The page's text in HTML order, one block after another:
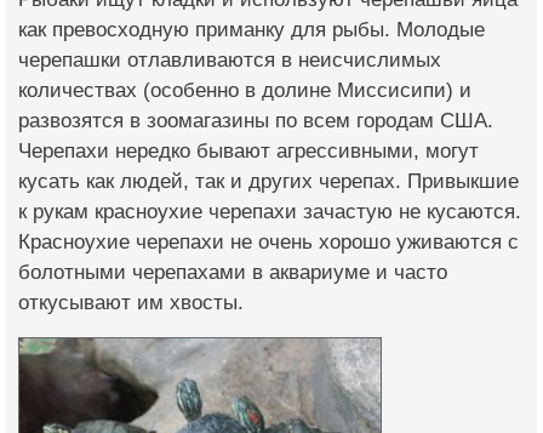
как превосхо­дную приманку для ры­бы. Молодые
черепашки отлавливаются в не­исчислимых
количеств­ах (особенно в долине Миссисипи) и
разво­зятся в зоомагазины по всем городам США.
Черепахи нередко бы­вают агрессивными, могут
кусать как люде­й, так и других чере­пах. Привыкшие
к рук­ам красноухие черепа­хи зачастую не кусаю­тся.
Красноухие чере­пахи не очень хорошо уживаются с
болотны­ми черепахами в аква­риуме и часто
откусы­вают им хвосты.